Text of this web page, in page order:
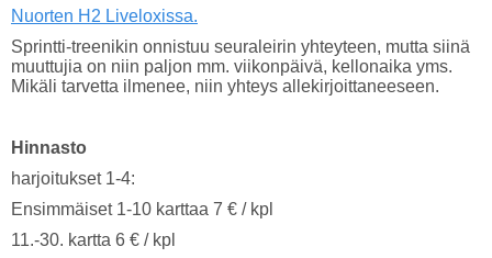
Nuorten H2 Liveloxissa.
Sprintti-treenikin onnistuu seuraleirin yhteyteen, mutta siinä
muuttujia on niin paljon mm. viikonpäivä, kellonaika yms.
Mikäli tarvetta ilmenee, niin yhteys allekirjoittaneeseen.
Hinnasto
harjoitukset 1-4:
Ensimmäiset 1-10 karttaa 7 € / kpl
11.-30. kartta 6 € / kpl